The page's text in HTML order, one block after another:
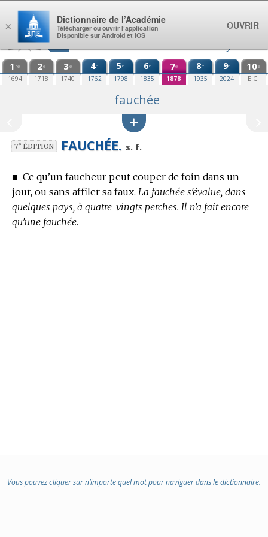
Aller au contenu
1 re
1694
2e
1718
3e
1740
4e
1762
5e
1798
6e
1835
7e
1878
8e
1935
9e
2024
10e
E.C.
fauchée
7eÉDITION FAUCHÉE. s. f.
■ Ce qu’un faucheur peut couper de foin dans un
jour, ou sans affiler sa faux. La fauchée s’évalue, dans
quelques pays, à quatre-vingts perches. Il n’a fait encore
qu’une fauchée.
Vous pouvez cliquer sur n’importe quel mot pour naviguer dans le dictionnaire.
×
Dictionnaire de l’Académie
Télécharger ou ouvrir l’application
Disponible sur Android et iOS
OUVRIR